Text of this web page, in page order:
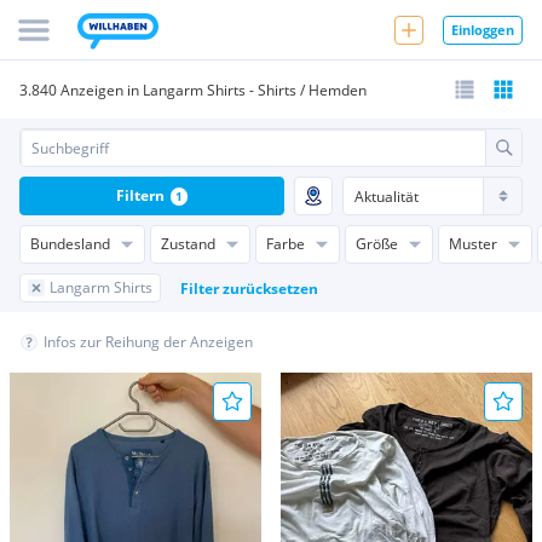
Einloggen
3.840 Anzeigen in Langarm Shirts - Shirts / Hemden
Bundesland Zustand Farbe Größe Muster
Langarm Shirts Filter zurücksetzen
Filtern 1
Infos zur Reihung der Anzeigen